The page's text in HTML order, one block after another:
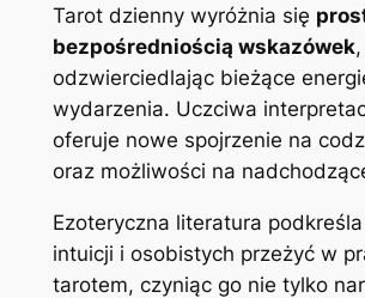
Tarot dzienny wyróżnia się
bezpośredniością wskazówek
odzwierciedlając bieżące
wydarzenia. Uczciwa
oferuje nowe spojrzenie na
oraz możliwości na
Ezoteryczna literatura
intuicji i osobistych przeżyć w
tarotem, czyniąc go nie tylko